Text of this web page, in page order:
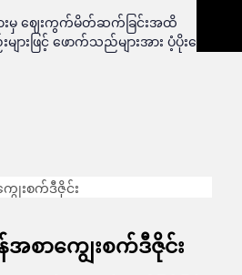
းမှ ဈေးကွက်မိတ်ဆက်ခြင်းအထိ
ျားဖြင့် ဖောက်သည်များအား ပံ့ပိုးပေး
အစာကျွေးစက်ဒီဇိုင်း